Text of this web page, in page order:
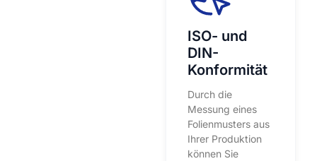
ISO- und
DIN-
Konformität
Durch die
Messung eines
Folienmusters aus
Ihrer Produktion
können Sie